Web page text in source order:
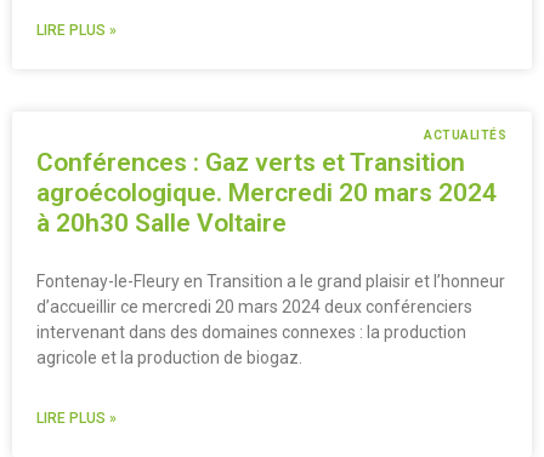
LIRE PLUS »
ACTUALITÉS
Conférences : Gaz verts et Transition
agroécologique. Mercredi 20 mars 2024
à 20h30 Salle Voltaire
Fontenay-le-Fleury en Transition a le grand plaisir et l’honneur
d’accueillir ce mercredi 20 mars 2024 deux conférenciers
intervenant dans des domaines connexes : la production
agricole et la production de biogaz.
LIRE PLUS »